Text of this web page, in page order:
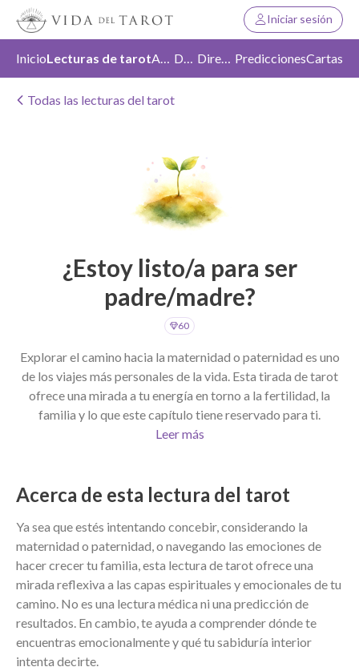
Iniciar sesión
InicioLecturas de tarot Amor Duelo Dirección PrediccionesCartas
Todas las lecturas del tarot
¿Estoy listo/a para ser
padre/madre?
60
Explorar el camino hacia la maternidad o paternidad es uno
de los viajes más personales de la vida. Esta tirada de tarot
ofrece una mirada a tu energía en torno a la fertilidad, la
familia y lo que este capítulo tiene reservado para ti.
Leer más
Acerca de esta lectura del tarot
Ya sea que estés intentando concebir, considerando la
maternidad o paternidad, o navegando las emociones de
hacer crecer tu familia, esta lectura de tarot ofrece una
mirada reflexiva a las capas espirituales y emocionales de tu
camino. No es una lectura médica ni una predicción de
resultados. En cambio, te ayuda a comprender dónde te
encuentras emocionalmente y qué tu sabiduría interior
intenta decirte.